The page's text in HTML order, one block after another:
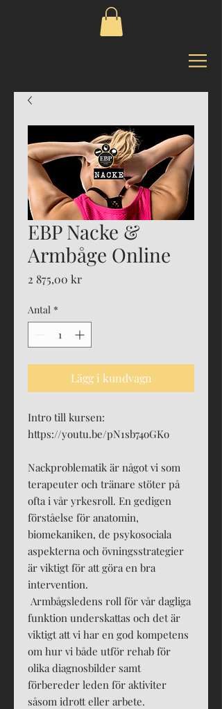
EBP Nacke &
Armbåge Online
2 875,00 krPris
Antal *
Lägg i kundvagn
Intro till kursen:
https://youtu.be/pN1sb74oGKo
Nackproblematik är något vi som
terapeuter och tränare stöter på
ofta i vår yrkesroll. En gedigen
förståelse för anatomin,
biomekaniken, de psykosociala
aspekterna och övningsstrategier
är viktigt för att göra en bra
intervention.
Armbågsledens roll för vår dagliga
funktion underskattas och det är
viktigt att vi har en god kompetens
om hur vi både utför rehab för
olika diagnosbilder samt
förbereder leden för aktiviter
såsom idrott eller arbete.